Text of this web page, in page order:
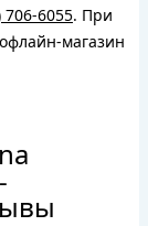
706-6055. При
магазин